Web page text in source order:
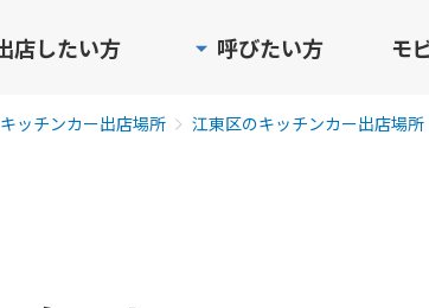
店したい方 呼びたい方 モ
ッチンカー出店場所 江東区のキッチンカー出店場所